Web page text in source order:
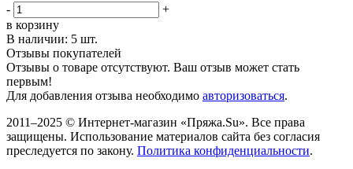
-
+
в корзину
В наличии: 5 шт.
Отзывы покупателей
Отзывы о товаре отсутствуют. Ваш отзыв может стать
первым!
Для добавления отзыва необходимо авторизоваться.
2011–2025 © Интернет-магазин «Пряжа.Su». Все права
защищены. Использование материалов сайта без согласия
преследуется по закону. Политика конфиденциальности.